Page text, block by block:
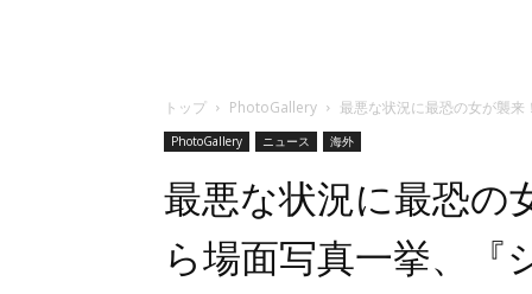
トップ PhotoGallery 最悪な状況に最恐の女が襲
PhotoGallery ニュース 海外
最悪な状況に最恐の
ら場面写真一挙、『